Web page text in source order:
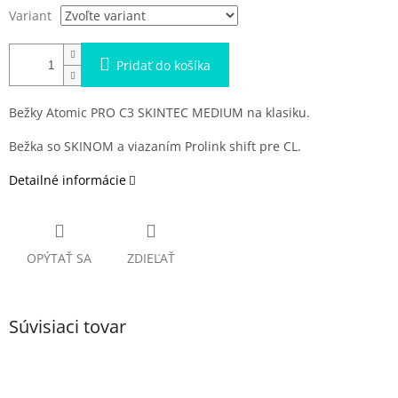
Variant
Pridať do košíka
Bežky Atomic PRO C3 SKINTEC MEDIUM na klasiku.
Bežka so SKINOM a viazaním Prolink shift pre CL.
Detailné informácie
OPÝTAŤ SA ZDIEĽAŤ
Súvisiaci tovar